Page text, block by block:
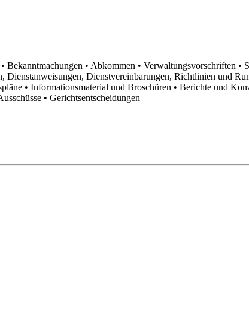
• Bekanntmachungen • Abkommen • Verwaltungsvorschriften •
Dienstanweisungen, Dienstvereinbarungen, Richtlinien und
• Informationsmaterial und Broschüren • Berichte und
• Gerichtsentscheidungen